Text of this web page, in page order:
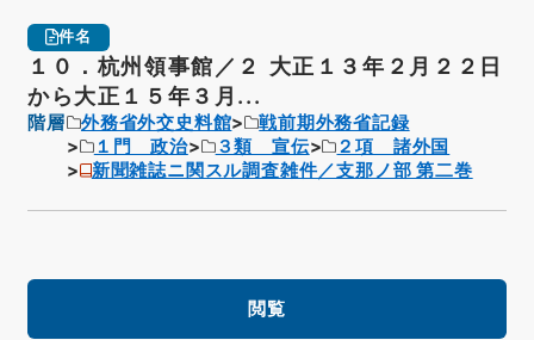
件名
１０．杭州領事館／２ 大正１３年２月２２日
から大正１５年３月...
階層 外務省外交史料館
戦前期外務省記録
１門 政治
３類 宣伝
２項 諸外国
新聞雑誌ニ関スル調査雑件／支那ノ部 第二巻
閲覧